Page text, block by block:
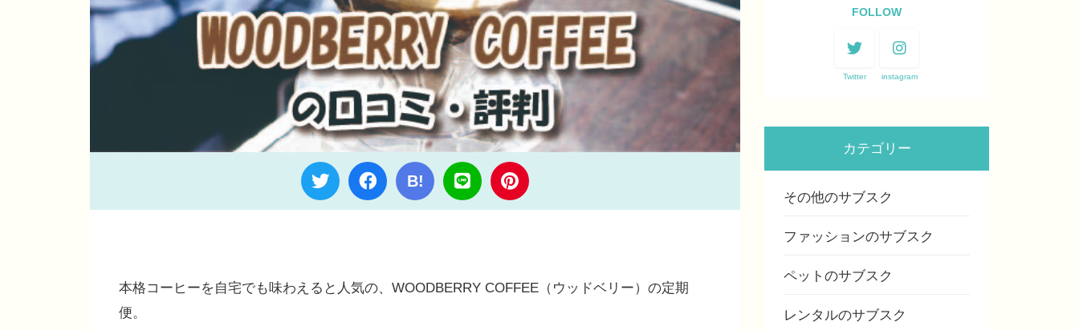
B!
本格コーヒーを自宅でも味わえると人気の、WOODBERRY COFFEE（ウッドベリー）の定期
便。
FOLLOW
Twitter instagram
カテゴリー
その他のサブスク
ファッションのサブスク
ペットのサブスク
レンタルのサブスク